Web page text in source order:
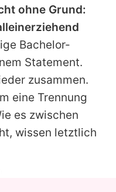
ohne Grund:
Bachelor-
Statement.
zusammen.
eine Trennung
es zwischen
wissen letztlich